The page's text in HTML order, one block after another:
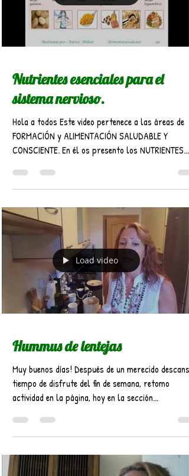
Nutrientes esenciales para el
sistema nervioso.
Hola a todos Este video pertenece a las áreas de
FORMACIÓN y ALIMENTACIÓN SALUDABLE Y
CONSCIENTE. En él os presento los NUTRIENTES...
Load video
Hummus de lentejas
Muy buenos días! Después de un merecido
tiempo de disfrute del fin de semana, retomo
actividad en la página, hoy en la sección...